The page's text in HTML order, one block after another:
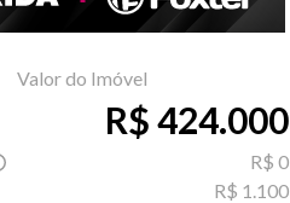
Valor do Imóvel
R$ 424.000
R$ 0
R$ 1.100